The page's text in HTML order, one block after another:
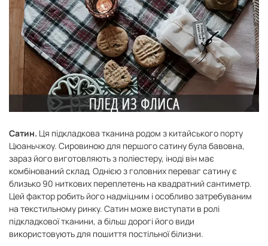
Сатин. Ця підкладкова тканина родом з китайського порту
Цюаньчжоу. Сировиною для першого сатину була бавовна,
зараз його виготовляють з поліестеру, іноді він має
комбінований склад. Однією з головних переваг сатину є
близько 90 ниткових переплетень на квадратний сантиметр.
Цей фактор робить його надміцним і особливо затребуваним
на текстильному ринку. Сатин може виступати в ролі
підкладкової тканини, а більш дорогі його види
використовують для пошиття постільної білизни.